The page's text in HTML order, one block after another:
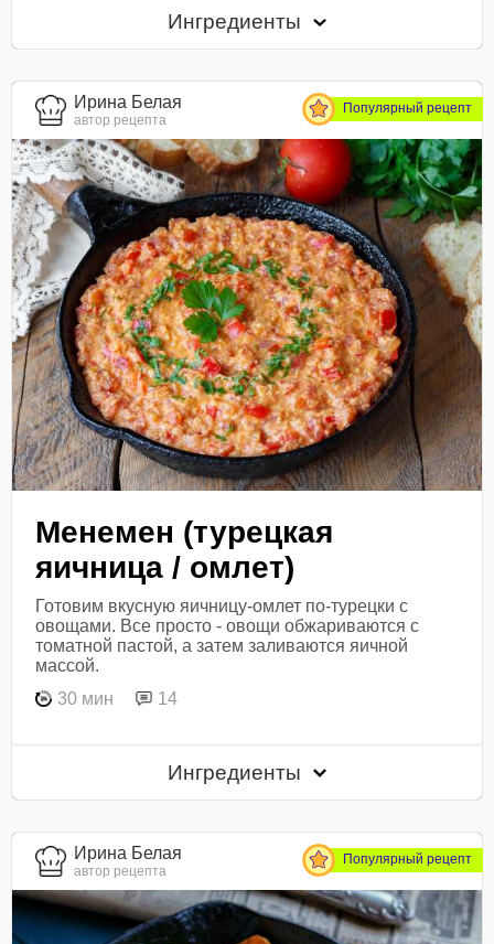
Ингредиенты
Ирина Белая
автор рецепта
Популярный рецепт
Менемен (турецкая
яичница / омлет)
Готовим вкусную яичницу-омлет по-турецки с
овощами. Все просто - овощи обжариваются с
томатной пастой, а затем заливаются яичной
массой.
30 мин
14
Ингредиенты
Ирина Белая
автор рецепта
Популярный рецепт